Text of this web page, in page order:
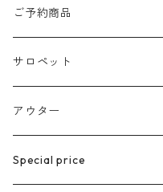
サージカルstainless
eyewear
ステンレス製
グラスチェーン
ポーチ
ニット帽子
メガネ
スカーフ
カーディガン
ニー丈
ご予約商品
サロペット
アウター
ベスト
Special price